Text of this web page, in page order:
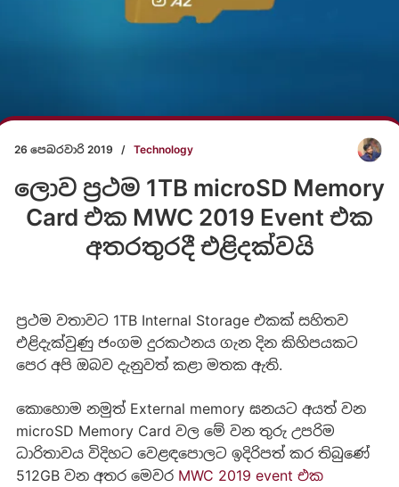
26 පෙබරවාරි 2019 / Technology
ලොව ප්‍රථම 1TB microSD Memory
Card එක MWC 2019 Event එක
අතරතුරදී එළිදක්වයි
ප්‍රථම වතාවට 1TB Internal Storage එකක් සහිතව
එළිදැක්වුණු ජංගම දුරකථනය ගැන දින කිහිපයකට
පෙර අපි ඔබව දැනුවත් කළා මතක ඇති.
කොහොම නමුත් External memory ඝනයට අයත් වන
microSD Memory Card වල මේ වන තුරු උපරිම
ධාරිතාවය විදිහට වෙළඳපොලට ඉදිරිපත් කර තිබුණේ
512GB වන අතර මෙවර MWC 2019 event එක